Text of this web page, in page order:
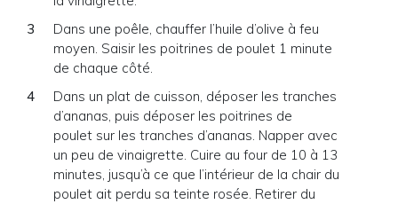
Dans une poêle, chauffer l’huile d’olive à feu
moyen. Saisir les poitrines de poulet 1 minute
de chaque côté.
Dans un plat de cuisson, déposer les tranches
d’ananas, puis déposer les poitrines de
poulet sur les tranches d’ananas. Napper avec
un peu de vinaigrette. Cuire au four de 10 à 13
minutes, jusqu’à ce que l’intérieur de la chair du
poulet ait perdu sa teinte rosée. Retirer du